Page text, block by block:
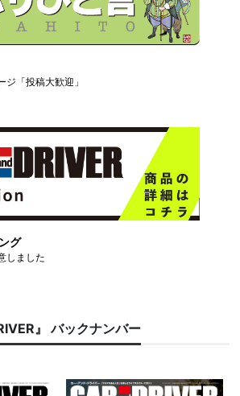
ジ「投稿大歓迎」
グ
しました
』 バックナンバー